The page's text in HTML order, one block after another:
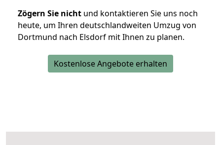
Zögern Sie nicht und kontaktieren Sie uns noch
heute, um Ihren deutschlandweiten Umzug von
Dortmund nach Elsdorf mit Ihnen zu planen.
Kostenlose Angebote erhalten